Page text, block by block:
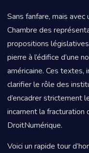
Sans fanfare, mais
Chambre des
propositions législatives
pierre à l’édifice d’une
américaine. Ces textes,
clarifier le rôle des
d’encadrer strictement
incarnent la fracturation
DroitNumérique.
Voici un rapide tour